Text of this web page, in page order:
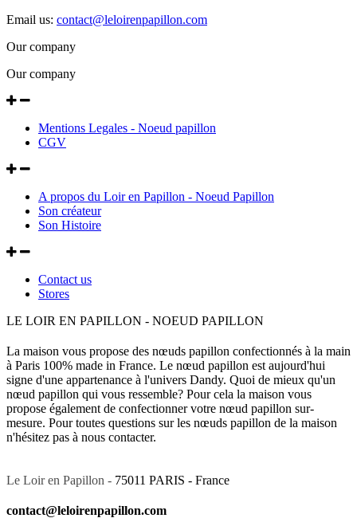
Email us: contact@leloirenpapillon.com
Our company
Our company
Mentions Legales - Noeud papillon
CGV
A propos du Loir en Papillon - Noeud Papillon
Son créateur
Son Histoire
Contact us
Stores
LE LOIR EN PAPILLON - NOEUD PAPILLON
La maison vous propose des nœuds papillon confectionnés à la main
à Paris 100% made in France. Le nœud papillon est aujourd'hui
signe d'une appartenance à l'univers Dandy. Quoi de mieux qu'un
nœud papillon qui vous ressemble? Pour cela la maison vous
propose également de confectionner votre nœud papillon sur-
mesure. Pour toutes questions sur les nœuds papillon de la maison
n'hésitez pas à nous contacter.
Le Loir en Papillon - 75011 PARIS - France
contact@leloirenpapillon.com